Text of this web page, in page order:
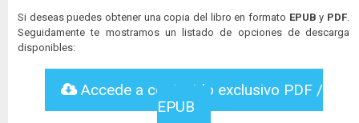
Si deseas puedes obtener una copia del libro en formato EPUB y PDF
Seguidamente te mostramos un listado de opciones de descarga
disponibles:
Accede a contenido exclusivo PDF /
EPUB